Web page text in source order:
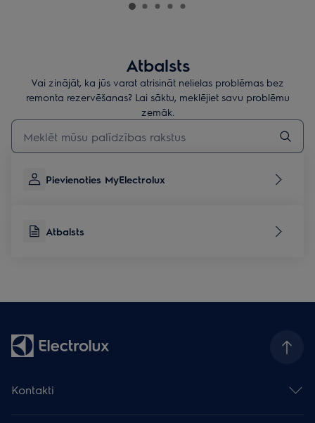
Atbalsts
Vai zinājāt, ka jūs varat atrisināt nelielas problēmas bez
remonta rezervēšanas? Lai sāktu, meklējiet savu problēmu
zemāk.
Rakstiet, lai meklētu rakstus par atbalstu
Pievienoties MyElectrolux
Atbalsts
Kontakti